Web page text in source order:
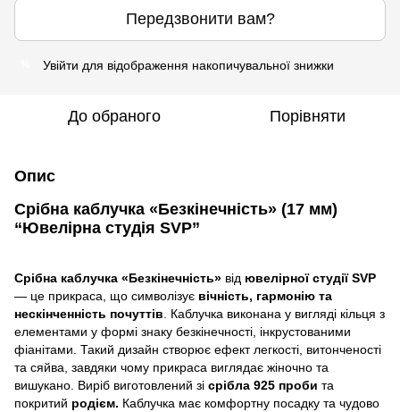
Передзвонити вам?
Увійти для відображення накопичувальної знижки
До обраного Порівняти
Опис
Срібна каблучка «Безкінечність» (17 мм)
“Ювелірна студія SVP”
Срібна каблучка «Безкінечність» від ювелірної студії SVP
— це прикраса, що символізує вічність, гармонію та
нескінченність почуттів. Каблучка виконана у вигляді кільця з
елементами у формі знаку безкінечності, інкрустованими
фіанітами. Такий дизайн створює ефект легкості, витонченості
та сяйва, завдяки чому прикраса виглядає жіночно та
вишукано. Виріб виготовлений зі срібла 925 проби та
покритий родієм. Каблучка має комфортну посадку та чудово